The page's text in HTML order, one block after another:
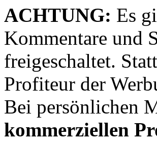
ACHTUNG: Es
Kommentare und
freigeschaltet.
Profiteur der
Bei persönlichen
kommerziellen